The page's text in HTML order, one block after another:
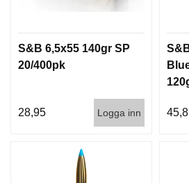
S&B 6,5x55 140gr SP
20/400pk
28,95 Logga inn